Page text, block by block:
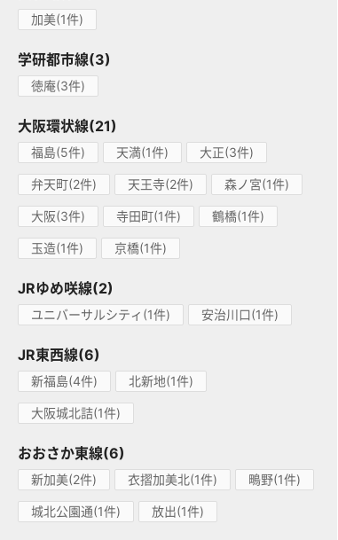
加美(1件)
学研都市線(3)
徳庵(3件)
大阪環状線(21)
福島(5件) 天満(1件) 大正(3件)
弁天町(2件) 天王寺(2件) 森ノ宮(1件)
大阪(3件) 寺田町(1件) 鶴橋(1件)
玉造(1件) 京橋(1件)
JRゆめ咲線(2)
ユニバーサルシティ(1件) 安治川口(1件)
JR東西線(6)
新福島(4件) 北新地(1件)
大阪城北詰(1件)
おおさか東線(6)
新加美(2件) 衣摺加美北(1件) 鴫野(1件)
城北公園通(1件) 放出(1件)